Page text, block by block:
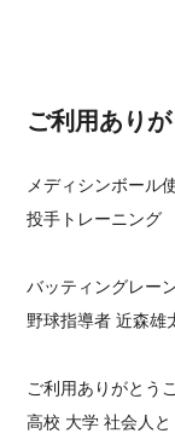
ご利用あり
メディシンボール
投手トレーニング
バッティングレー
野球指導者 近森雄
ご利用ありがとう
高校 大学 社会人と